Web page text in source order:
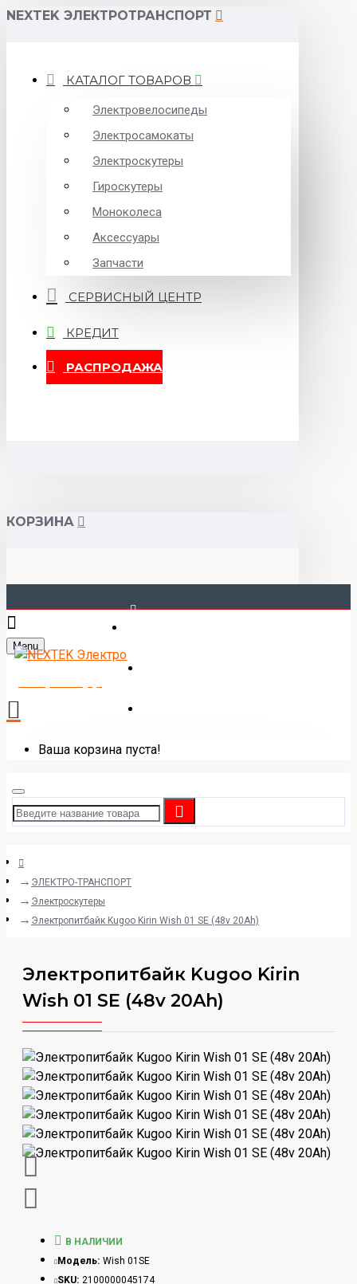
NEXTEK ЭЛЕКТРОТРАНСПОРТ
КАТАЛОГ ТОВАРОВ
Электровелосипеды
Электросамокаты
Электроскутеры
Гироскутеры
Моноколеса
Аксессуары
Запчасти
СЕРВИСНЫЙ ЦЕНТР
КРЕДИТ
РАСПРОДАЖА
КОРЗИНА
Menu
Ваша корзина пуста!
ЭЛЕКТРО-ТРАНСПОРТ
Электроскутеры
Электропитбайк Kugoo Kirin Wish 01 SE (48v 20Ah)
Электропитбайк Kugoo Kirin
Wish 01 SE (48v 20Ah)
В НАЛИЧИИ
Модель: Wish 01SE
SKU: 2100000045174